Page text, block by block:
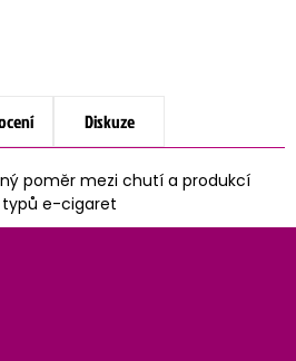
Diskuze
poměr mezi chutí a produkcí
typů e-cigaret